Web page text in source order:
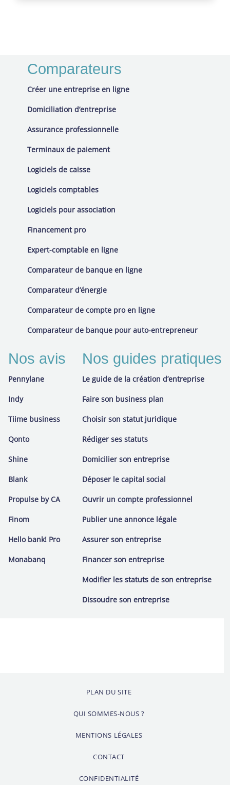
pour
sécuriser
votre
TPE
Comparateurs
Créer une entreprise en ligne
Domiciliation d’entreprise
Assurance professionnelle
Terminaux de paiement
Logiciels de caisse
Logiciels comptables
Logiciels pour association
Financement pro
Expert-comptable en ligne
Comparateur de banque en ligne
Comparateur d’énergie
Comparateur de compte pro en ligne
Comparateur de banque pour auto-entrepreneur
Nos avis
Pennylane
Indy
Tiime business
Qonto
Shine
Blank
Propulse by CA
Finom
Hello bank! Pro
Monabanq
Nos guides pratiques
Le guide de la création d’entreprise
Faire son business plan
Choisir son statut juridique
Rédiger ses statuts
Domicilier son entreprise
Déposer le capital social
Ouvrir un compte professionnel
Publier une annonce légale
Assurer son entreprise
Financer son entreprise
Modifier les statuts de son entreprise
Dissoudre son entreprise
PLAN DU SITE
QUI SOMMES-NOUS ?
MENTIONS LÉGALES
CONTACT
CONFIDENTIALITÉ